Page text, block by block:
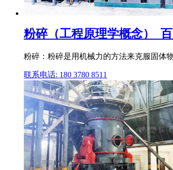
粉碎（工程原理学概念）_
粉碎：粉碎是用机械力的方法来克服固体
联系电话: 180 3780 8511